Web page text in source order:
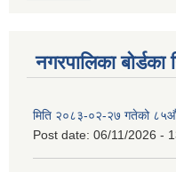
नगरपालिका बोर्डका
मिति २०८३-०२-२७ गतेको ८५औं
Post date: 06/11/2026 -